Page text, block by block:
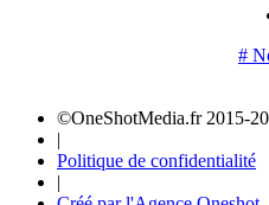
#
©OneShotMedia.fr 2015-
|
Politique de confidentialité
|